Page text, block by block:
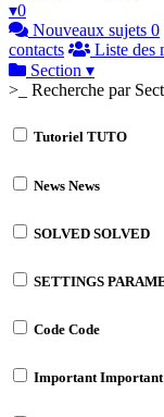
▾0
Nouveaux sujets 0
contacts
Liste des
Section ▾
>_ Recherche par
Tutoriel TUTO
News News
SOLVED SOLVED
SETTINGS
Code Code
ImportantImportant